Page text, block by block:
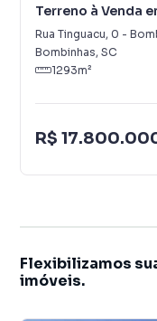
Terreno à Venda
Rua Tinguacu, 0 -
Bombinhas, SC
1293m²
R$
Flexibilizamos
imóveis.